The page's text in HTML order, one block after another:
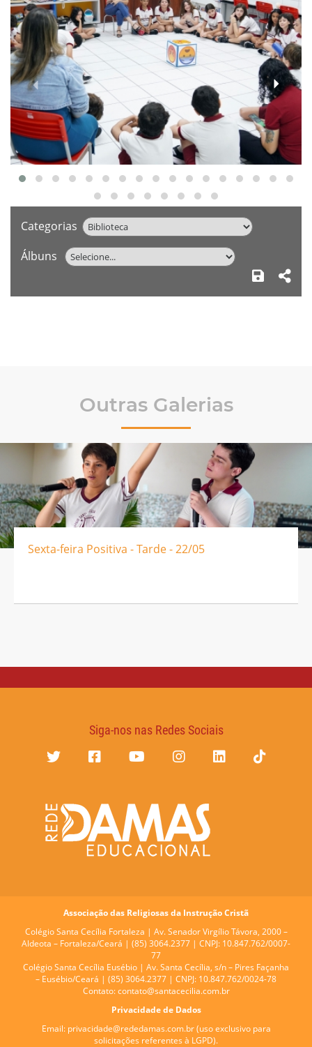
‹ ›
Categorias
Álbuns
Outras Galerias
Sexta-feira Positiva - Tarde - 22/05
Siga-nos nas Redes Sociais
Associação das Religiosas da Instrução Cristã
Colégio Santa Cecília Fortaleza | Av. Senador Virgílio Távora, 2000 –
Aldeota – Fortaleza/Ceará | (85) 3064.2377 | CNPJ: 10.847.762/0007-
77
Colégio Santa Cecília Eusébio | Av. Santa Cecília, s/n – Pires Façanha
– Eusébio/Ceará | (85) 3064.2377 | CNPJ: 10.847.762/0024-78
Contato: contato@santacecilia.com.br
Privacidade de Dados
Email: privacidade@rededamas.com.br(uso exclusivo para
solicitações referentes à LGPD).